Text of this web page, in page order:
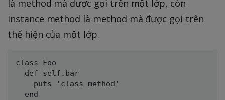
là method mà được gọi trên một lớp, còn
instance method là method mà được gọi trên
thể hiện của một lớp.
class Foo
  def self.bar
    puts 'class method'
  end